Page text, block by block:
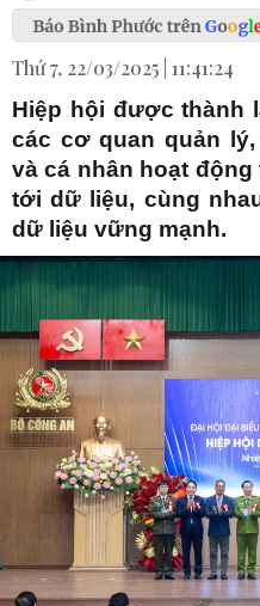
Thứ 7, 22/03/2025 | 11:41:24
Hiệp hội được thành
các cơ quan quản
và cá nhân hoạt
tới dữ liệu, cùng
dữ liệu vững mạnh.